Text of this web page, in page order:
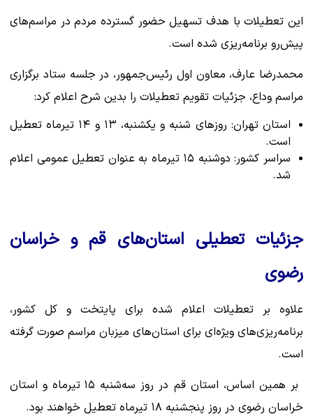
این تعطیلات با هدف تسهیل حضور گسترده مردم در مراسم‌های
پیش‌رو برنامه‌ریزی شده است.
محمدرضا عارف، معاون اول رئیس‌جمهور، در جلسه ستاد برگزاری
مراسم وداع، جزئیات تقویم تعطیلات را بدین شرح اعلام کرد:
استان تهران: روزهای شنبه و یکشنبه، ۱۳ و ۱۴ تیرماه تعطیل
است.
سراسر کشور: دوشنبه ۱۵ تیرماه به عنوان تعطیل عمومی اعلام
شد.
جزئیات تعطیلی استان‌های قم و خراسان
رضوی
علاوه بر تعطیلات اعلام شده برای پایتخت و کل کشور،
برنامه‌ریزی‌های ویژه‌ای برای استان‌های میزبان مراسم صورت گرفته
است.
بر همین اساس، استان قم در روز سه‌شنبه ۱۵ تیرماه و استان
خراسان رضوی در روز پنجشنبه ۱۸ تیرماه تعطیل خواهند بود.